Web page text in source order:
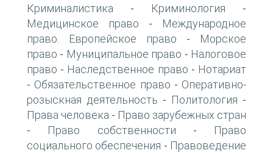
Криминалистика - Криминология -
Медицинское право -
Международное
право. Европейское право -
Морское
право - Муниципальное право - Налоговое
право - Наследственное право - Нотариат
- Обязательственное право - Оперативно-
розыскная деятельность - Политология -
Права человека - Право зарубежных стран
- Право собственности -
Право
социального обеспечения - Правоведение